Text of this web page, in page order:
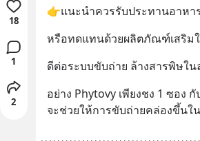
👉แนะนำควรรับประทานอาห
หรือทดแทนด้วยผลิตภัณฑ์เสริม
ดีต่อระบบขับถ่าย ล้างสารพิษใน
อย่าง Phytovy เพียงชง 1 ซอง
จะช่วยให้การขับถ่ายคล่องขึ้นใ
18
1
2